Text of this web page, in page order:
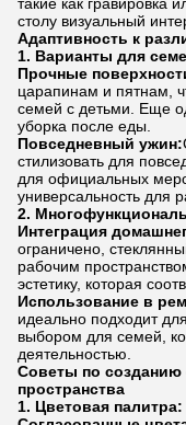
столу визуальный
Адаптивность к
1. Варианты для
Прочные
царапинам и пятнам,
семей с детьми. Еще
уборка после еды.
Повседневный ужин:
стилизовать для
для официальных
универсальность для
2.
Интеграция
ограничено,
рабочим
эстетику, которая
Использование в
идеально подходит
выбором для семей,
деятельностью.
Советы по созданию
пространства
1. Цветовая палитра: